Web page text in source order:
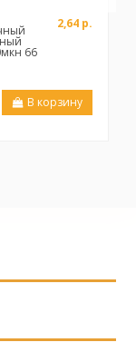
66
2,64 р.
В корзину